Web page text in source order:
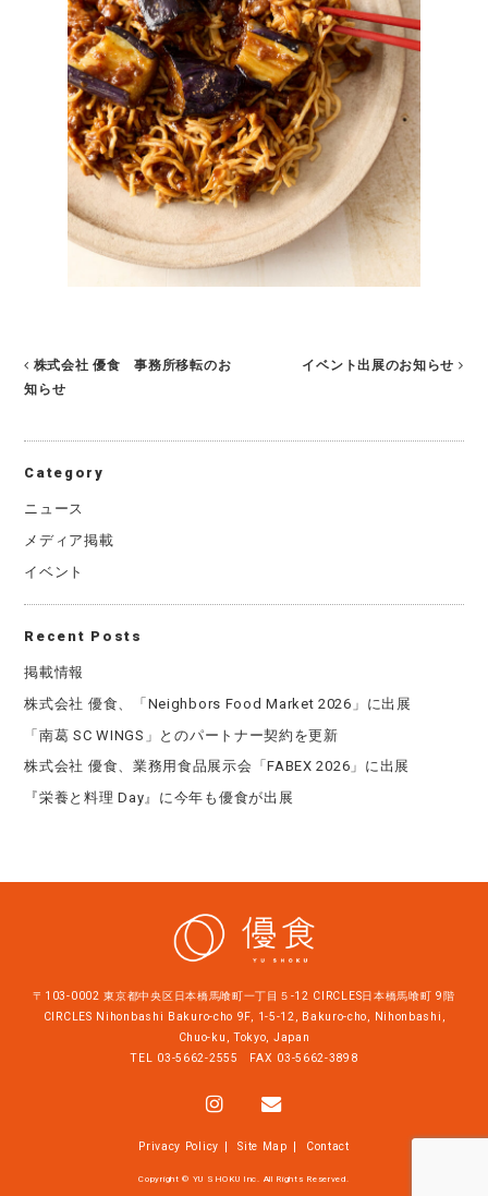
株式会社 優食 事務所移転のお
知らせ
イベント出展のお知らせ
Category
ニュース
メディア掲載
イベント
Recent Posts
掲載情報
株式会社 優食、「Neighbors Food Market 2026」に出展
「南葛 SC WINGS」とのパートナー契約を更新
株式会社 優食、業務用食品展示会「FABEX 2026」に出展
『栄養と料理 Day』に今年も優食が出展
〒103-0002 東京都中央区日本橋馬喰町一丁目５-12 CIRCLES日本橋馬喰町 9階
CIRCLES Nihonbashi Bakuro-cho 9F, 1-5-12, Bakuro-cho, Nihonbashi,
Chuo-ku, Tokyo, Japan
TEL 03-5662-2555 FAX 03-5662-3898
Privacy Policy Site Map Contact
Copyright © YU SHOKU Inc. All Rights Reserved.